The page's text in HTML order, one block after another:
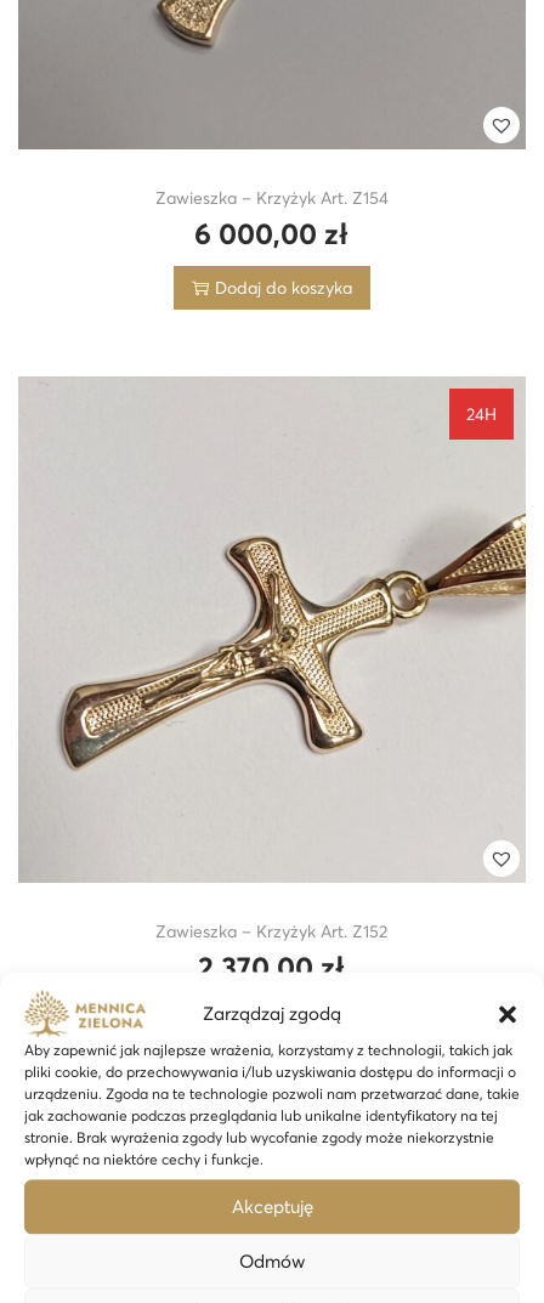
Zarządzaj zgodą
Aby zapewnić jak najlepsze wrażenia, korzystamy z technologii, takich jak
pliki cookie, do przechowywania i/lub uzyskiwania dostępu do informacji o
urządzeniu. Zgoda na te technologie pozwoli nam przetwarzać dane, takie
jak zachowanie podczas przeglądania lub unikalne identyfikatory na tej
stronie. Brak wyrażenia zgody lub wycofanie zgody może niekorzystnie
wpłynąć na niektóre cechy i funkcje.
Akceptuję
Odmów
Zawieszka – Krzyżyk Art. Z154
6 000,00zł
Dodaj do koszyka
Zawieszka – Krzyżyk Art. Z152
2 370,00 zł
24H
Dodaj do koszyka
24H